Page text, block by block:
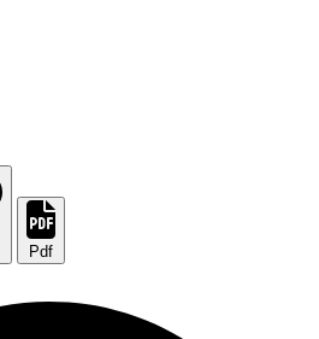
Pdf